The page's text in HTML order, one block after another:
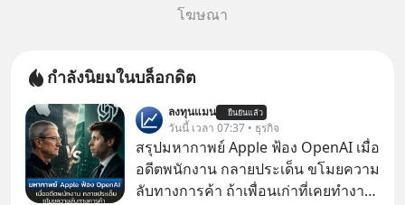
โฆษณา
กำลังนิยมในบล็อกดิต
ลงทุนแมน ยืนยันแล้ว
วันนี้ เวลา 07:37 • ธุรกิจ
สรุปมหากาพย์ Apple ฟ้อง OpenAI เมื่อ
อดีตพนักงาน กลายประเด็น ขโมยความ
ลับทางการค้า ถ้าเพื่อนเก่าที่เคยทำงาน